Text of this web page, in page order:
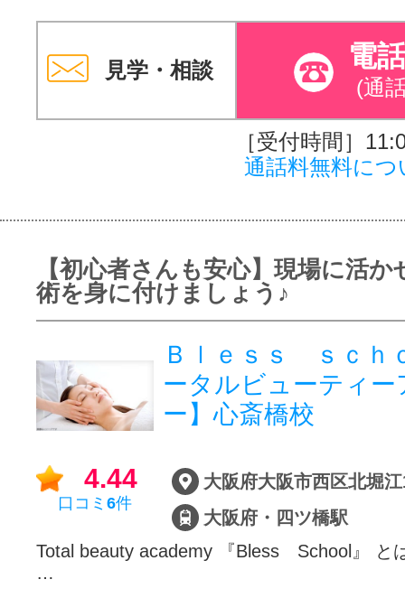
見学・相談 電
(通
［受付時間］
通話料無料につ
【初心者さんも安心】現場に活か
術を身に付けましょう♪
Ｂｌｅｓｓ ｓｃｈ
ータルビューティー
ー】心斎橋校
4.44
口コミ 6件
大阪府大阪市西区北堀
大阪府・四ツ橋駅
Total beauty academy 『Bless School』
…